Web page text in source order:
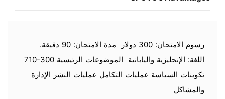
رسوم الامتحان: 300 دولار مدة الامتحان: 90 دقيقة.
اللغة: الإنجليزية واليابانية الموضوعات الرئيسية 300-710
تكوينات السياسة عمليات التكامل عمليات النشر الإدارة
والمشاكل